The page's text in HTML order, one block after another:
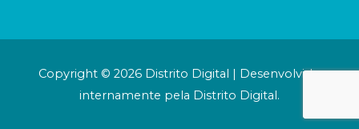
Copyright © 2026 Distrito Digital | Desenvolvido
internamente pela Distrito Digital.